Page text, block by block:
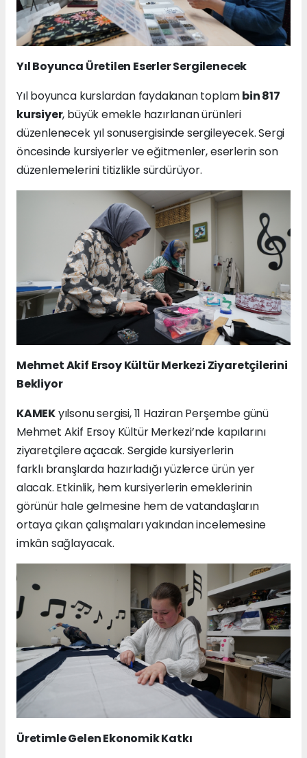
Yıl Boyunca Üretilen Eserler Sergilenecek
Yıl boyunca kurslardan faydalanan toplambin 817
kursiyer, büyük emekle hazırlanan ürünleri
düzenlenecek yıl sonusergisinde sergileyecek. Sergi
öncesinde kursiyerler ve eğitmenler, eserlerin son
düzenlemelerini titizlikle sürdürüyor.
Mehmet Akif Ersoy Kültür Merkezi Ziyaretçilerini
Bekliyor
KAMEKyılsonu sergisi, 11 Haziran Perşembe günü
Mehmet Akif Ersoy Kültür Merkezi’nde kapılarını
ziyaretçilere açacak. Sergide kursiyerlerin
farklı branşlarda hazırladığı yüzlerce ürün yer
alacak. Etkinlik, hem kursiyerlerin emeklerinin
görünür hale gelmesine hem de vatandaşların
ortaya çıkan çalışmaları yakından incelemesine
imkân sağlayacak.
Üretimle Gelen Ekonomik Katkı